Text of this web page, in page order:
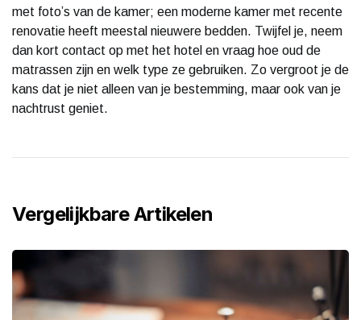
met foto’s van de kamer; een moderne kamer met recente
renovatie heeft meestal nieuwere bedden. Twijfel je, neem
dan kort contact op met het hotel en vraag hoe oud de
matrassen zijn en welk type ze gebruiken. Zo vergroot je de
kans dat je niet alleen van je bestemming, maar ook van je
nachtrust geniet.
Vergelijkbare Artikelen